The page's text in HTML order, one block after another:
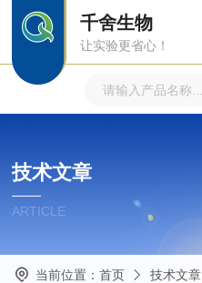
千舍生物
让实验更省心！
技术文章
ARTICLE
当前位置： 首页 技术文章